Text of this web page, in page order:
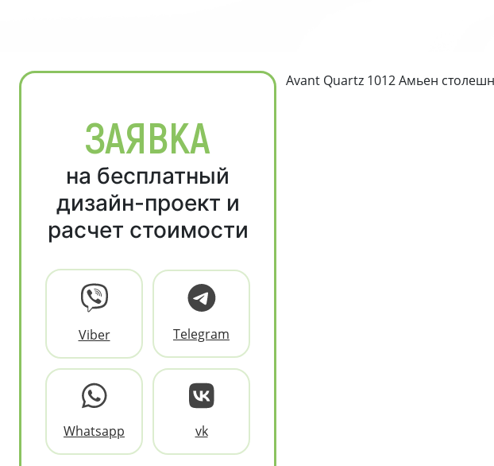
ЗАЯВКА
на бесплатный
дизайн-проект и
расчет стоимости
Viber Telegram
Whatsapp vk
Avant Quartz 1012 Амьен